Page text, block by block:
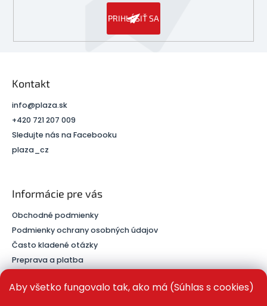
Aby všetko fungovalo tak, ako má (Súhlas s cookies)
PRIHLÁSIŤ SA
Kontakt
info@plaza.sk
+420 721 207 009
Sledujte nás na Facebooku
plaza_cz
Informácie pre vás
Obchodné podmienky
Podmienky ochrany osobných údajov
Často kladené otázky
Preprava a platba